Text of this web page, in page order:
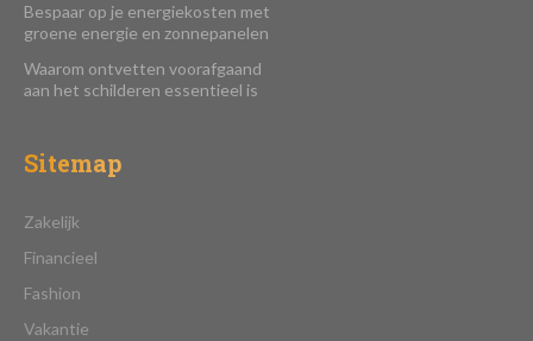
Bespaar op je energiekosten met
groene energie en zonnepanelen
Waarom ontvetten voorafgaand
aan het schilderen essentieel is
Sitemap
Zakelijk
Financieel
Fashion
Vakantie